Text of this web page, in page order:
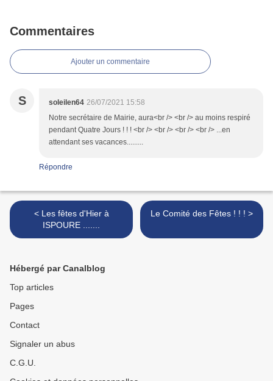
Commentaires
Ajouter un commentaire
S soleilen64 26/07/2021 15:58
Notre secrétaire de Mairie, aura<br /> <br /> au moins respiré
pendant Quatre Jours ! ! ! <br /> <br /> <br /> <br /> ...en
attendant ses vacances.........
Répondre
< Les fêtes d'Hier à
ISPOURE .......
Le Comité des Fêtes ! ! ! >
Hébergé par Canalblog
Top articles
Pages
Contact
Signaler un abus
C.G.U.